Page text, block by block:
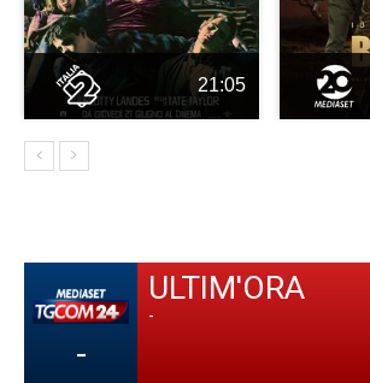
21:05
-
ULTIM'ORA
-